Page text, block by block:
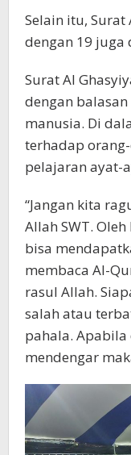
Selain itu, Surat
dengan 19 juga
Surat Al
dengan
manusia. Di
terhadap
pelajaran ayat-
“Jangan kita
Allah SWT.
bisa
membaca Al-
rasul Allah.
salah atau
pahala.
mendengar